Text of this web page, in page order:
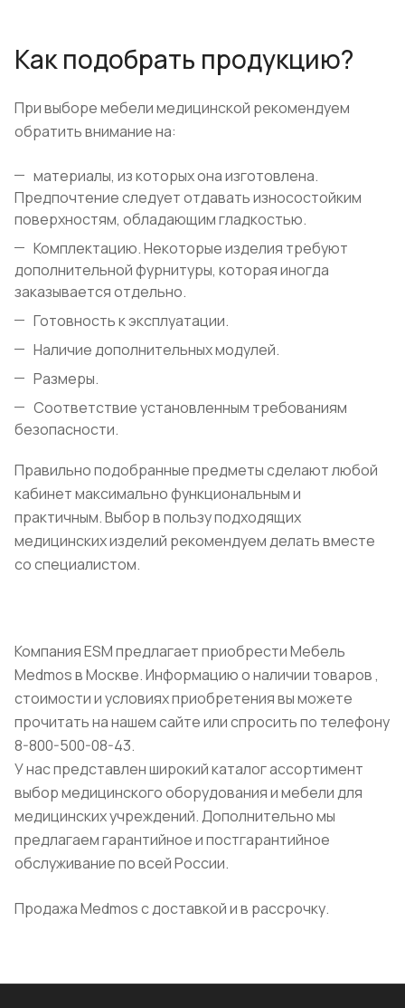
Как подобрать продукцию?
При выборе мебели медицинской рекомендуем
обратить внимание на:
материалы, из которых она изготовлена.
Предпочтение следует отдавать износостойким
поверхностям, обладающим гладкостью.
Комплектацию. Некоторые изделия требуют
дополнительной фурнитуры, которая иногда
заказывается отдельно.
Готовность к эксплуатации.
Наличие дополнительных модулей.
Размеры.
Соответствие установленным требованиям
безопасности.
Правильно подобранные предметы сделают любой
кабинет максимально функциональным и
практичным. Выбор в пользу подходящих
медицинских изделий рекомендуем делать вместе
со специалистом.
Компания ESM предлагает приобрести Мебель
Medmos в Москве. Информацию о наличии товаров ,
стоимости и условиях приобретения вы можете
прочитать на нашем сайте или спросить по телефону
8-800-500-08-43.
У нас представлен широкий каталог ассортимент
выбор медицинского оборудования и мебели для
медицинских учреждений. Дополнительно мы
предлагаем гарантийное и постгарантийное
обслуживание по всей России.
Продажа Medmos с доставкой и в рассрочку.